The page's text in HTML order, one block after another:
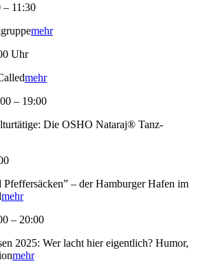
– 11:30
mehr
Uhr
mehr
– 19:00
Die OSHO Nataraj® Tanz-
Pfeffersäcken” – der Hamburger Hafen im
mehr
– 20:00
2025: Wer lacht hier eigentlich? Humor,
mehr